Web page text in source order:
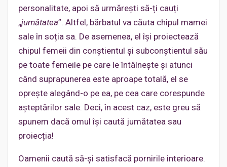
personalitate, apoi să urmărești să-ți cauți
,,jumătatea”. Altfel, bărbatul va căuta chipul mamei
sale în soția sa. De asemenea, el își proiectează
chipul femeii din conștientul și subconștientul său
pe toate femeile pe care le întâlnește și atunci
când suprapunerea este aproape totală, el se
oprește alegând-o pe ea, pe cea care corespunde
așteptărilor sale. Deci, în acest caz, este greu să
spunem dacă omul își caută jumătatea sau
proiecția!
Oamenii caută să-și satisfacă pornirile interioare.